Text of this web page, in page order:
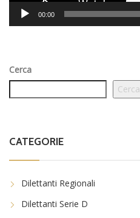
00:00
Cerca
Cerca
CATEGORIE
Dilettanti Regionali
Dilettanti Serie D